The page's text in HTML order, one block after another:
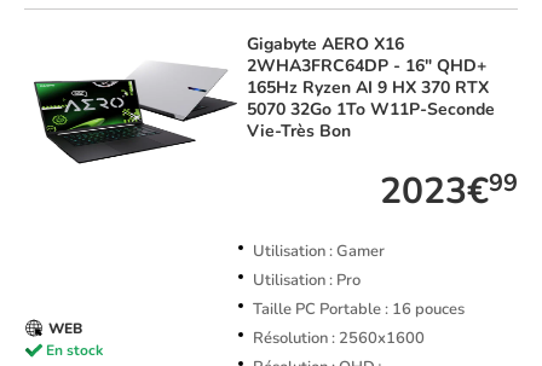
Gigabyte AERO X16
2WHA3FRC64DP - 16" QHD+
165Hz Ryzen AI 9 HX 370 RTX
5070 32Go 1To W11P-Seconde
Vie-Très Bon
2023€99
Utilisation : Gamer
Utilisation : Pro
Taille PC Portable : 16 pouces
Résolution : 2560x1600
WEB
En stock